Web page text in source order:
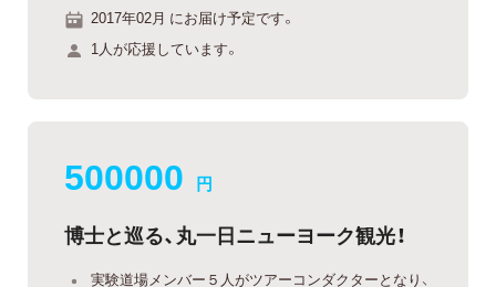
2017年02月 にお届け予定です。
1人が応援しています。
500000 円
博士と巡る、丸一日ニューヨーク観光！
実験道場メンバー５人がツアーコンダクターとなり、